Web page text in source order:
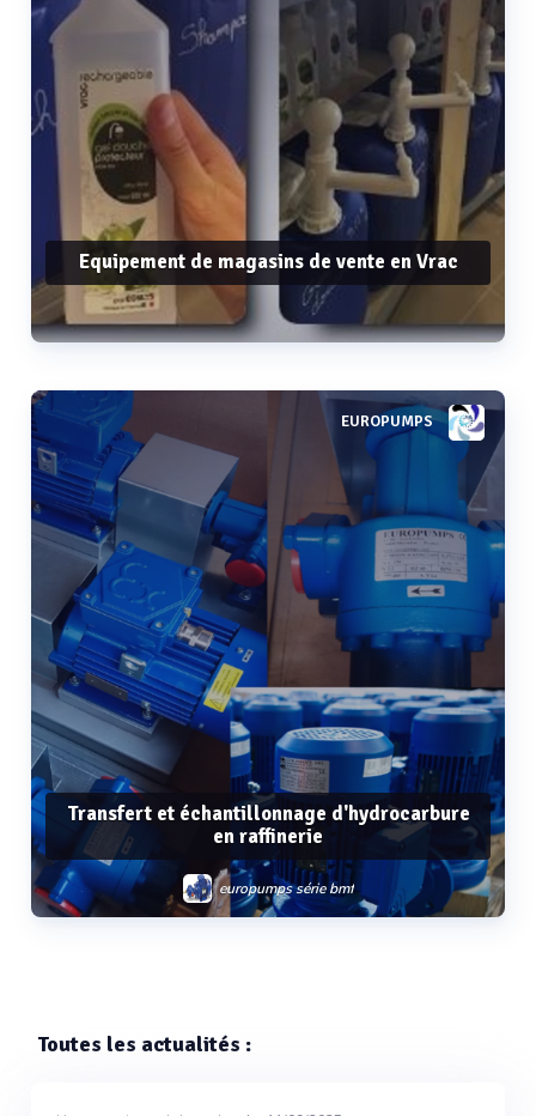
Equipement de magasins de vente en Vrac
EUROPUMPS
Transfert et échantillonnage d'hydrocarbure
en raffinerie
europumps série bmf
Toutes les actualités :